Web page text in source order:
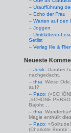
Uraufführung
Echo der Frau
Warten auf den
Joggen
Umblätterer-
Setlist
Verlag Ille &
Neueste
Josik: Darüber
nachgedacht.
thra: Wieso
auf?
Paco:
„SCHÖNE
Bajohr,...
thra:
Magie enthüllt
Paco:
(Charlotte Brontë: